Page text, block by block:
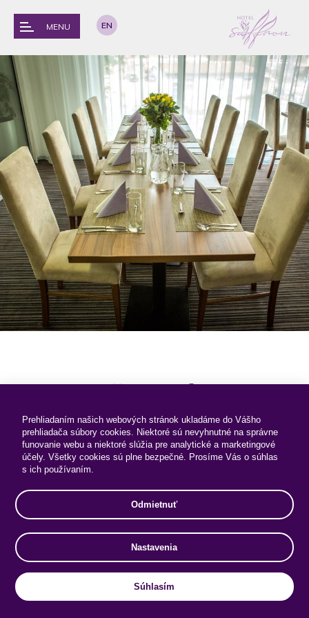
MENU EN
Reštaurácia
Hotelová reštaurácia s kapacitou140 miestna
sedenie sa sústreďuje predovšetkým na čerstvosť
surovín a sezónne suroviny. Team našich kuchárov je
pripravený vyjsť v ústrety vašim požiadavkám -
bezlepková, vegetariánska, vegánska či
bezlaktózová strava je pre nás samozrejmosťou.
Je vhodným miestom pre posedenie s obchodnými
partnermi, či vychutnanie si príjemnej atmosféry s
priateľmi a rodinou. Po prepojení reštaurácie s
Banquetovou miestnosťou vzniká kompaktný
Prehliadaním našich webových stránok ukladáme do Vášho
prehliadača súbory cookies. Niektoré sú nevyhnutné na správne
funovanie webu a niektoré slúžia pre analytické a marketingové
účely. Všetky cookies sú plne bezpečné. Prosíme Vás o súhlas
s ich používaním.
Odmietnuť
Nastavenia
Súhlasím